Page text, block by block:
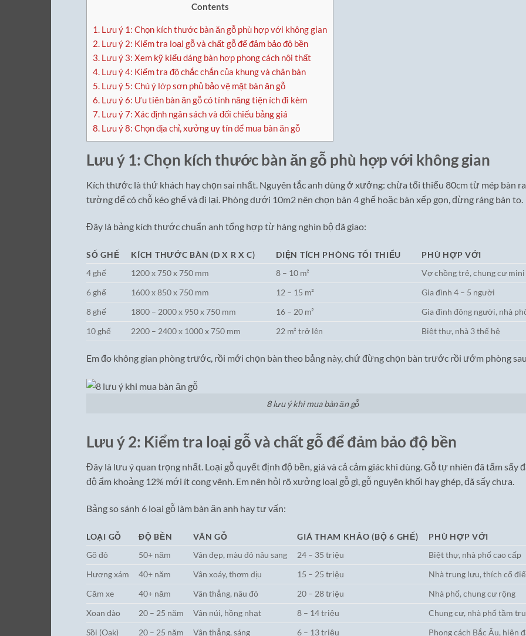
Contents
1. Lưu ý 1: Chọn kích thước bàn ăn gỗ phù hợp với không gian
2. Lưu ý 2: Kiểm tra loại gỗ và chất gỗ để đảm bảo độ bền
3. Lưu ý 3: Xem kỹ kiểu dáng bàn hợp phong cách nội thất
4. Lưu ý 4: Kiểm tra độ chắc chắn của khung và chân bàn
5. Lưu ý 5: Chú ý lớp sơn phủ bảo vệ mặt bàn ăn gỗ
6. Lưu ý 6: Ưu tiên bàn ăn gỗ có tính năng tiện ích đi kèm
7. Lưu ý 7: Xác định ngân sách và đối chiếu bảng giá
8. Lưu ý 8: Chọn địa chỉ, xưởng uy tín để mua bàn ăn gỗ
Lưu ý 1: Chọn kích thước bàn ăn gỗ phù hợp với không gian
Kích thước là thứ khách hay chọn sai nhất. Nguyên tắc anh dùng ở xưởng: chừa tối thiểu 80cm từ mép bàn ra
tường để có chỗ kéo ghế và đi lại. Phòng dưới 10m2 nên chọn bàn 4 ghế hoặc bàn xếp gọn, đừng ráng bàn to.
Đây là bảng kích thước chuẩn anh tổng hợp từ hàng nghìn bộ đã giao:
SỐ GHẾ KÍCH THƯỚC BÀN (D X R X C) DIỆN TÍCH PHÒNG TỐI THIỂU
PHÙ HỢP VỚI
4 ghế
1200 x 750 x 750 mm 8 – 10 m²
Vợ chồng trẻ, chung cư mini
6 ghế
1600 x 850 x 750 mm 12 – 15 m²
Gia đình 4 – 5 người
8 ghế
1800 – 2000 x 950 x 750 mm 16 – 20 m²
Gia đình đông người, nhà
10 ghế
2200 – 2400 x 1000 x 750 mm 22 m² trở lên Biệt thự, nhà 3 thế hệ
Em đo không gian phòng trước, rồi mới chọn bàn theo bảng này, chứ đừng chọn bàn trước rồi ướm phòng
8 lưu ý khi mua bàn ăn gỗ
Lưu ý 2: Kiểm tra loại gỗ và chất gỗ để đảm bảo độ bền
Đây là lưu ý quan trọng nhất. Loại gỗ quyết định độ bền, giá và cả cảm giác khi dùng. Gỗ tự nhiên đã tẩm sấy
độ ẩm khoảng 12% mới ít cong vênh. Em nên hỏi rõ xưởng loại gỗ gì, gỗ nguyên khối hay ghép, đã sấy chưa.
Bảng so sánh 6 loại gỗ làm bàn ăn anh hay tư vấn:
LOẠI GỖ ĐỘ BỀN VÂN GỖ GIÁ THAM KHẢO (BỘ 6 GHẾ)
PHÙ HỢP VỚI
Gõ đỏ
50+ năm Vân đẹp, màu đỏ nâu sang 24 – 35 triệu
Biệt thự, nhà phố cao cấp
Hương xám
40+ năm Vân xoáy, thơm dịu 15 – 25 triệu
Nhà trung lưu, thích cổ
Căm xe
40+ năm Vân thẳng, nâu đỏ 20 – 28 triệu
Nhà phố, chung cư rộng
Xoan đào
20 – 25 năm Vân núi, hồng nhạt 8 – 14 triệu
Chung cư, nhà phố tầm
Sồi (Oak)
20 – 25 năm Vân thẳng, sáng 6 – 13 triệu Phong cách Bắc Âu, hiện